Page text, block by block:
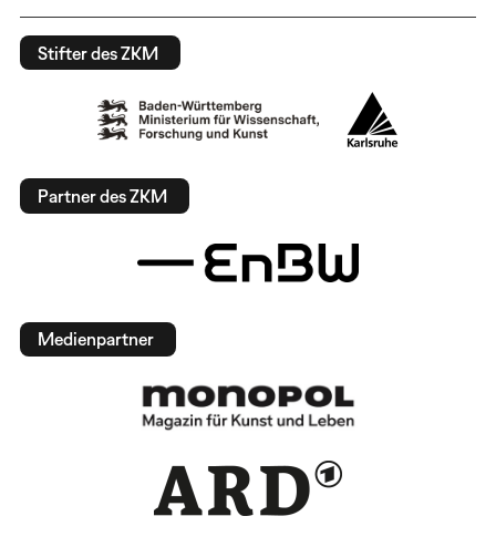
Stifter des ZKM
Partner des ZKM
Medienpartner